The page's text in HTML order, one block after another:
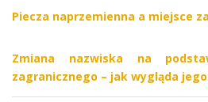
Piecza naprzemienna a miejsce
Zmiana nazwiska na
zagranicznego – jak wygląda